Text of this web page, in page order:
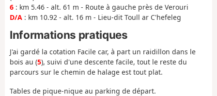
6 : km 5.46 - alt. 61 m - Route à gauche près de Verouri
D/A : km 10.92 - alt. 16 m - Lieu-dit Toull ar C'hefeleg
Informations pratiques
J'ai gardé la cotation Facile car, à part un raidillon dans le
bois au (5), suivi d'une descente facile, tout le reste du
parcours sur le chemin de halage est tout plat.
Tables de pique-nique au parking de départ.